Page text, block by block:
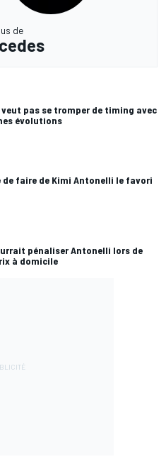
de
veut pas se tromper de timing avec
évolutions
faire de Kimi Antonelli le favori
pénaliser Antonelli lors de
à domicile